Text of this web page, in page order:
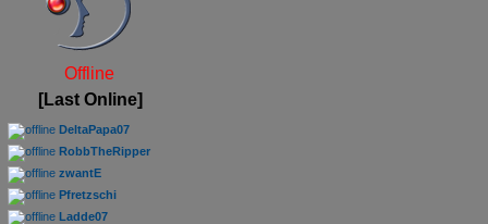
Offline
[Last Online]
DeltaPapa07
RobbTheRipper
zwantE
Pfretzschi
Ladde07